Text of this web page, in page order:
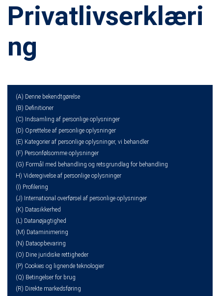
Privatlivserklæri
ng
(A) Denne bekendtgørelse
(B) Definitioner
(C) Indsamling af personlige oplysninger
(D) Oprettelse af personlige oplysninger
(E) Kategorier af personlige oplysninger, vi behandler
(F) Personfølsomme oplysninger
(G) Formål med behandling og retsgrundlag for behandling
H) Videregivelse af personlige oplysninger
(I) Profilering
(J) International overførsel af personlige oplysninger
(K) Datasikkerhed
(L) Datanøjagtighed
(M) Dataminimering
(N) Dataopbevaring
(O) Dine juridiske rettigheder
(P) Cookies og lignende teknologier
(Q) Betingelser for brug
(R) Direkte markedsføring